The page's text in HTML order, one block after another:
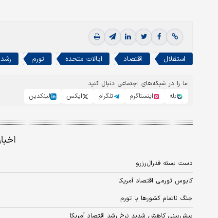
استقلال اقتصاد ایالات متحده تورم
ما را در شبکه‌های اجتماعی دنبال کنید
بله
اینستاگرم تلگرام ایکس لینکدین
دست بسته فدرال‌رزرو
کابوس تورمی اقتصاد آمریکا
جنگ ناتمام کشورها با تورم